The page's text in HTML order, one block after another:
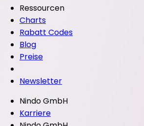
Ressourcen
Charts
Rabatt Codes
Blog
Preise
Newsletter
Nindo GmbH
Karriere